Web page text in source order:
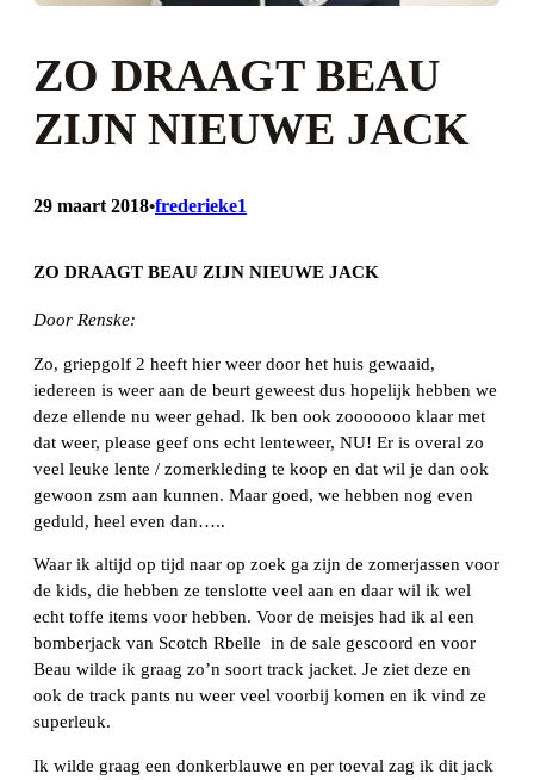
ZO DRAAGT BEAU
ZIJN NIEUWE JACK
29 maart 2018•frederieke1
ZO DRAAGT BEAU ZIJN NIEUWE JACK
Door Renske:
Zo, griepgolf 2 heeft hier weer door het huis gewaaid,
iedereen is weer aan de beurt geweest dus hopelijk hebben we
deze ellende nu weer gehad. Ik ben ook zooooooo klaar met
dat weer, please geef ons echt lenteweer, NU! Er is overal zo
veel leuke lente / zomerkleding te koop en dat wil je dan ook
gewoon zsm aan kunnen. Maar goed, we hebben nog even
geduld, heel even dan…..
Waar ik altijd op tijd naar op zoek ga zijn de zomerjassen voor
de kids, die hebben ze tenslotte veel aan en daar wil ik wel
echt toffe items voor hebben. Voor de meisjes had ik al een
bomberjack van Scotch Rbelle in de sale gescoord en voor
Beau wilde ik graag zo’n soort track jacket. Je ziet deze en
ook de track pants nu weer veel voorbij komen en ik vind ze
superleuk.
Ik wilde graag een donkerblauwe en per toeval zag ik dit jack